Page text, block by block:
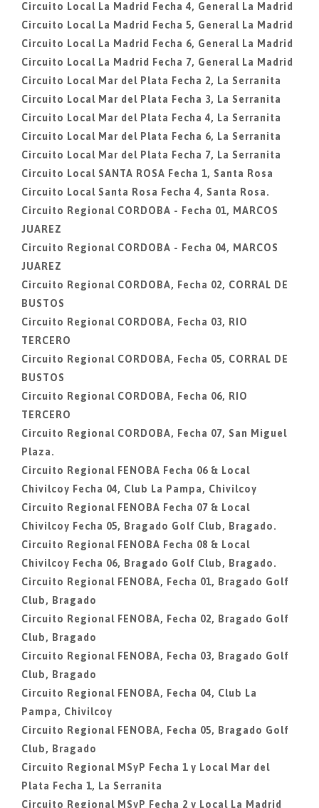
Circuito Local La Madrid Fecha 4, General La Madrid
Circuito Local La Madrid Fecha 5, General La Madrid
Circuito Local La Madrid Fecha 6, General La Madrid
Circuito Local La Madrid Fecha 7, General La Madrid
Circuito Local Mar del Plata Fecha 2, La Serranita
Circuito Local Mar del Plata Fecha 3, La Serranita
Circuito Local Mar del Plata Fecha 4, La Serranita
Circuito Local Mar del Plata Fecha 6, La Serranita
Circuito Local Mar del Plata Fecha 7, La Serranita
Circuito Local SANTA ROSA Fecha 1, Santa Rosa
Circuito Local Santa Rosa Fecha 4, Santa Rosa.
Circuito Regional CORDOBA - Fecha 01, MARCOS
JUAREZ
Circuito Regional CORDOBA - Fecha 04, MARCOS
JUAREZ
Circuito Regional CORDOBA, Fecha 02, CORRAL DE
BUSTOS
Circuito Regional CORDOBA, Fecha 03, RIO
TERCERO
Circuito Regional CORDOBA, Fecha 05, CORRAL DE
BUSTOS
Circuito Regional CORDOBA, Fecha 06, RIO
TERCERO
Circuito Regional CORDOBA, Fecha 07, San Miguel
Plaza.
Circuito Regional FENOBA Fecha 06 & Local
Chivilcoy Fecha 04, Club La Pampa, Chivilcoy
Circuito Regional FENOBA Fecha 07 & Local
Chivilcoy Fecha 05, Bragado Golf Club, Bragado.
Circuito Regional FENOBA Fecha 08 & Local
Chivilcoy Fecha 06, Bragado Golf Club, Bragado.
Circuito Regional FENOBA, Fecha 01, Bragado Golf
Club, Bragado
Circuito Regional FENOBA, Fecha 02, Bragado Golf
Club, Bragado
Circuito Regional FENOBA, Fecha 03, Bragado Golf
Club, Bragado
Circuito Regional FENOBA, Fecha 04, Club La
Pampa, Chivilcoy
Circuito Regional FENOBA, Fecha 05, Bragado Golf
Club, Bragado
Circuito Regional MSyP Fecha 1 y Local Mar del
Plata Fecha 1, La Serranita
Circuito Regional MSyP Fecha 2 y Local La Madrid